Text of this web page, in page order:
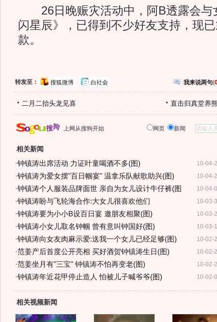
26日晚赈灾活动中，阿B透露会与
闪星辰》，已得到不少好友支持，现
款。
转发至： 搜狐微博 白社会 我来说两句(
二月二抬头龙见喜 直击归真堂养
上网从搜狗开始 网页 新闻
相关新闻
10-04-
·钟镇涛出席活动 力证叶童喝酒不多(图)
10-04-
·钟镇涛为爱女摆"百日帼宴" 温拿乐队献歌助兴(图)
10-04-
·钟镇涛个人服装品牌面世 亲自为女儿设计牛仔裤(图
10-03-
·钟镇涛盼与飞轮海合作:大女儿很喜欢他们
10-03-
·钟镇涛要为小小B设百日宴 邀朋友相聚(图)
10-03-
·钟镇涛小女儿取名钟帼 曾有意叫钟国好(图)
10-02-
·钟镇涛向女友肉麻示爱:送我一个女儿已经足够(图)
10-02-
·范姜产后首度公开亮相 买好酒贺钟镇涛生日(图)
10-02-
·范姜坐月有"三宝" 钟镇涛不怕再变老(图)
10-02-
·钟镇涛年近花甲停止造人 怕被儿子喊爷爷(图)
相关视频新闻